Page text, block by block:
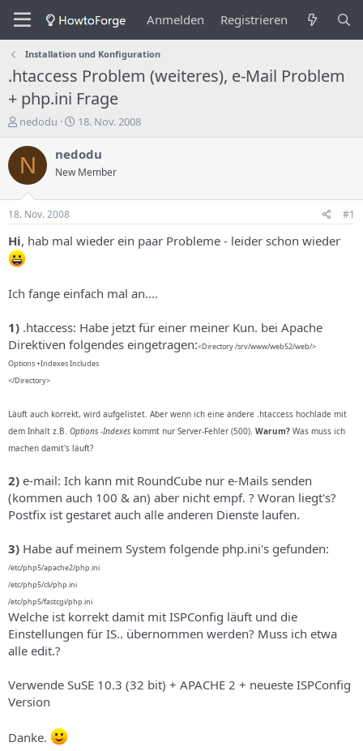
Anmelden Registrieren
Installation und Konfiguration
.htaccess Problem (weiteres), e-Mail Problem
+ php.ini Frage
E
s
e
e
r
d
e
T
e
m
a
s
nedodu
E
s
e
n
a
u
m
18. Nov. 2008
N nedodu
New Member
18. Nov. 2008 #1
Hi, hab mal wieder ein paar Probleme - leider schon wieder
Ich fange einfach mal an....
1) .htaccess: Habe jetzt für einer meiner Kun. bei Apache
Direktiven folgendes eingetragen:<Directory /srv/www/web52/web/>
Options +Indexes Includes
</Directory>
Läuft auch korrekt, wird aufgelistet. Aber wenn ich eine andere .htaccess hochlade mit
dem Inhalt z.B. Options -Indexes kommt nur Server-Fehler (500). Warum? Was muss ich
machen damit's läuft?
2) e-mail: Ich kann mit RoundCube nur e-Mails senden
(kommen auch 100 & an) aber nicht empf. ? Woran liegt's?
Postfix ist gestaret auch alle anderen Dienste laufen.
3) Habe auf meinem System folgende php.ini's gefunden:
/etc/php5/apache2/php.ini
/etc/php5/cli/php.ini
/etc/php5/fastcgi/php.ini
Welche ist korrekt damit mit ISPConfig läuft und die
Einstellungen für IS.. übernommen werden? Muss ich etwa
alle edit.?
Verwende SuSE 10.3 (32 bit) + APACHE 2 + neueste ISPConfig
Version
Danke.